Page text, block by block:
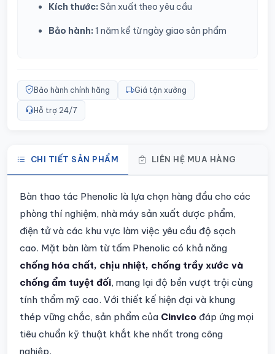
Kích thước: Sản xuất theo yêu cầu
Bảo hành: 1 năm kể từ ngày giao sản phẩm
Bảo hành chính hãng Giá tận xưởng
Hỗ trợ 24/7
CHI TIẾT SẢN PHẨM LIÊN HỆ MUA HÀNG
Chi tiết sản phẩm
Bàn thao tác Phenolic là lựa chọn hàng đầu cho các
phòng thí nghiệm, nhà máy sản xuất dược phẩm,
điện tử và các khu vực làm việc yêu cầu độ sạch
cao. Mặt bàn làm từ tấm Phenolic có khả năng
chống hóa chất, chịu nhiệt, chống trầy xước và
chống ẩm tuyệt đối, mang lại độ bền vượt trội cùng
tính thẩm mỹ cao. Với thiết kế hiện đại và khung
thép vững chắc, sản phẩm của Cinvico đáp ứng mọi
tiêu chuẩn kỹ thuật khắt khe nhất trong công
nghiệp.